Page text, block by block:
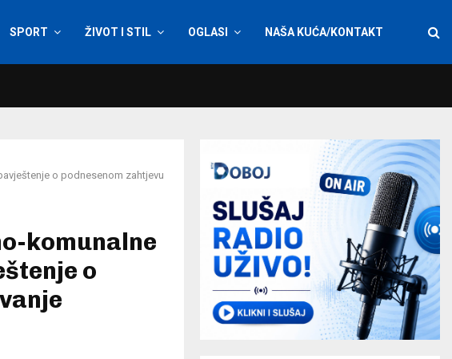
SPORT ŽIVOT I STIL OGLASI NAŠA KUĆA/KONTAKT
o podnesenom zahtjevu
komunalne
o